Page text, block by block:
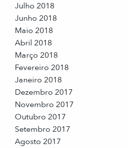
Julho 2018
Junho 2018
Maio 2018
Abril 2018
Março 2018
Fevereiro 2018
Janeiro 2018
Dezembro 2017
Novembro 2017
Outubro 2017
Setembro 2017
Agosto 2017